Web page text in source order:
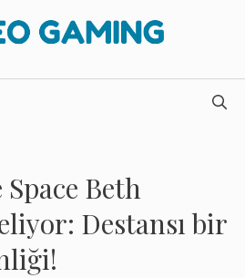
Beth
Destansı bir